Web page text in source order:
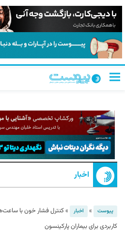
اخبار
پیوست » اخبار »کنترل فشار خون با
کاربردی برای بیماران پارکینسون